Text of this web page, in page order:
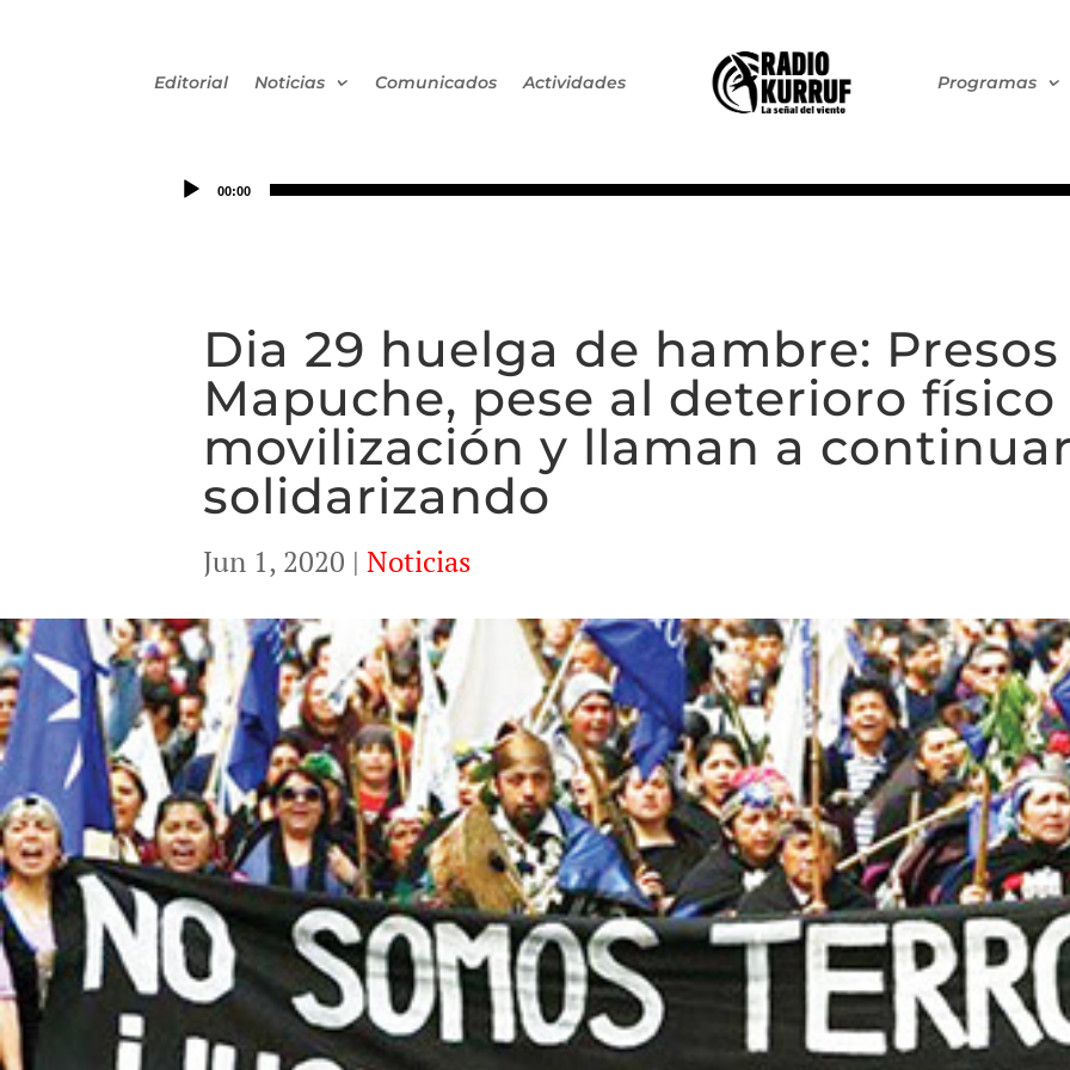
Editorial Noticias Comunicados Actividades Programas
00:00
Dia 29 huelga de hambre:
Mapuche, pese al deterioro
movilización y llaman a continuar
solidarizando
Jun 1, 2020 |Noticias